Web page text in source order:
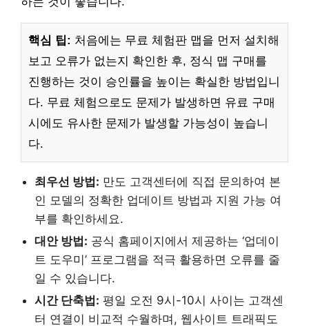
핵심 팁: 처음에는 무료 체험판 맵을 먼저 설치해
보고 오류가 없는지 확인한 후, 정식 맵 구매를
진행하는 것이 승인률을 높이는 확실한 방법입니
다. 무료 체험으로도 문제가 발생하면 유료 구매
시에도 유사한 문제가 발생할 가능성이 높습니
다.
최우선 방법: 만도 고객센터에 직접 문의하여 본
인 모델의 정확한 업데이트 방법과 지원 가능 여
부를 확인하세요.
대안 방법: 공식 홈페이지에서 제공하는 ‘업데이
트 도우미’ 프로그램을 적극 활용하면 오류를 줄
일 수 있습니다.
시간 단축법: 평일 오전 9시-10시 사이는 고객센
터 연결이 비교적 수월하며, 웹사이트 트래픽도